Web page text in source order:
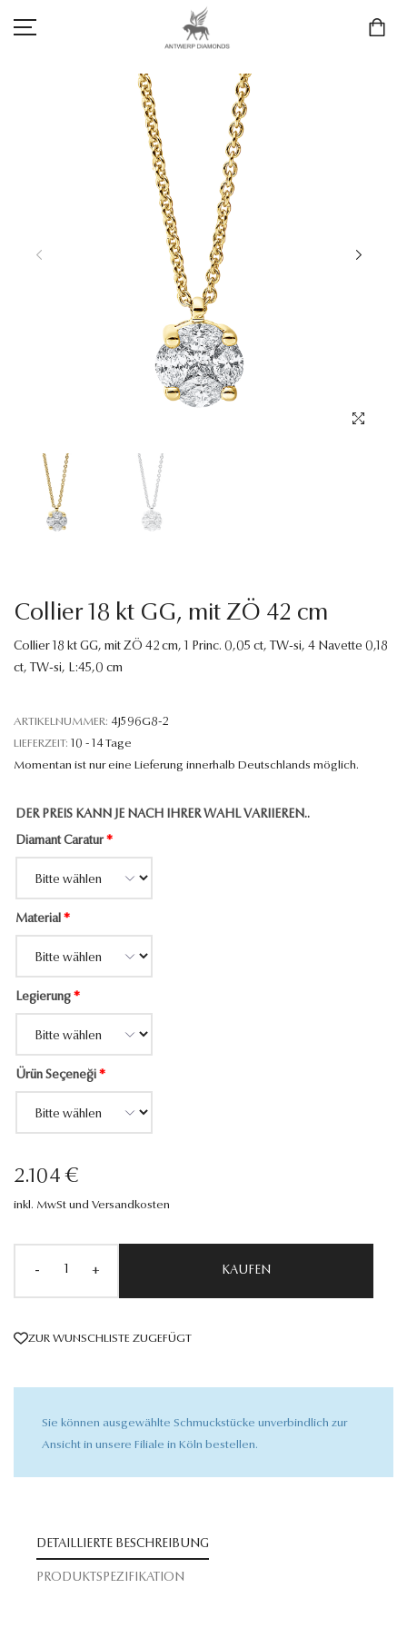
ANTWERP DIAMONDS LUXURY COLLECTION
3D TRAURINGKONFIGURATION
Collier 18 kt GG, mit ZÖ 42 cm
Collier 18 kt GG, mit ZÖ 42 cm, 1 Princ. 0,05 ct, TW-si, 4 Navette 0,18
ct, TW-si, L:45,0 cm
ARTIKELNUMMER: 4J596G8-2
LIEFERZEIT: 10 - 14 Tage
Momentan ist nur eine Lieferung innerhalb Deutschlands möglich.
DER PREIS KANN JE NACH IHRER WAHL VARIIEREN..
Diamant Caratur *
Material *
Legierung *
Ürün Seçeneği *
2.104 €
inkl. MwSt und Versandkosten
- + KAUFEN
ZUR WUNSCHLISTE ZUGEFÜGT
Sie können ausgewählte Schmuckstücke unverbindlich zur
Ansicht in unsere Filiale in Köln bestellen.
DETAILLIERTE BESCHREIBUNG
PRODUKTSPEZIFIKATION